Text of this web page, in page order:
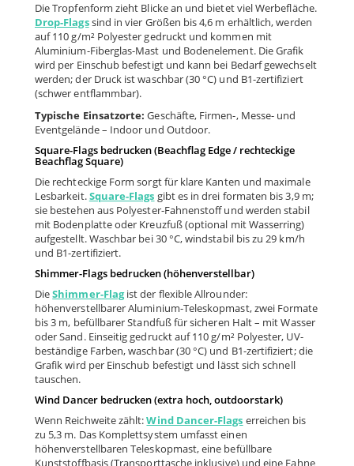
Die Tropfenform zieht Blicke an und bietet viel Werbefläche.
Drop-Flagssind in vier Größen bis 4,6 m erhältlich, werden
auf 110 g/m² Polyester gedruckt und kommen mit
Aluminium-Fiberglas-Mast und Bodenelement. Die Grafik
wird per Einschub befestigt und kann bei Bedarf gewechselt
werden; der Druck ist waschbar (30 °C) und B1-zertifiziert
(schwer entflammbar).
Typische Einsatzorte: Geschäfte, Firmen-, Messe- und
Eventgelände – Indoor und Outdoor.
Square-Flags bedrucken (Beachflag Edge / rechteckige
Beachflag Square)
Die rechteckige Form sorgt für klare Kanten und maximale
Lesbarkeit.Square-Flags gibt es in drei formaten bis 3,9 m;
sie bestehen aus Polyester-Fahnenstoff und werden stabil
mit Bodenplatte oder Kreuzfuß (optional mit Wasserring)
aufgestellt. Waschbar bei 30 °C, windstabil bis zu 29 km/h
und B1-zertifiziert.
Shimmer-Flags bedrucken (höhenverstellbar)
DieShimmer-Flagist der flexible Allrounder:
höhenverstellbarer Aluminium-Teleskopmast, zwei Formate
bis 3 m, befüllbarer Standfuß für sicheren Halt – mit Wasser
oder Sand. Einseitig gedruckt auf 110 g/m² Polyester, UV-
beständige Farben, waschbar (30 °C) und B1-zertifiziert; die
Grafik wird per Einschub befestigt und lässt sich schnell
tauschen.
Wind Dancer bedrucken (extra hoch, outdoorstark)
Wenn Reichweite zählt:Wind Dancer-Flags erreichen bis
zu 5,3 m. Das Komplettsystem umfasst einen
höhenverstellbaren Teleskopmast, eine befüllbare